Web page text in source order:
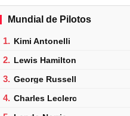
Mundial de Pilotos
1. Kimi Antonelli
2. Lewis Hamilton
3. George Russell
4. Charles Leclerc